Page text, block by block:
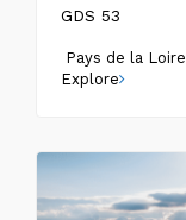
GDS 53
Pays de la Loire
Explore